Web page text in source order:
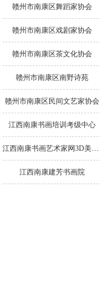
赣州市南康区舞蹈家协会
赣州市南康区戏剧家协会
赣州市南康区茶文化协会
赣州市南康区南野诗苑
赣州市南康区民间文艺家协会
江西南康书画培训考级中心
江西南康书画艺术家网3D美术馆
江西南康建芳书画院